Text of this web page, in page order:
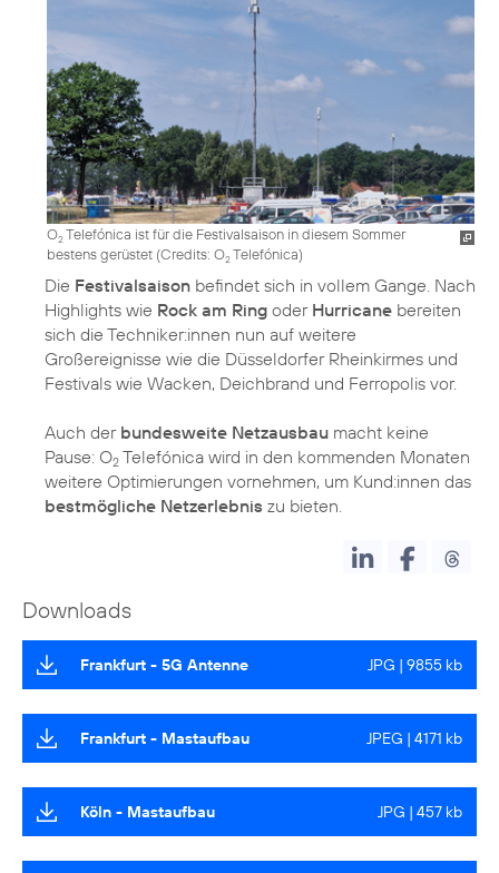
O2Telefónica ist für die Festivalsaison in diesem Sommer
bestens gerüstet (Credits: O2Telefónica)
Die Festivalsaison befindet sich in vollem Gange. Nach
Highlights wie Rock am Ring oder Hurricane bereiten
sich die Techniker:innen nun auf weitere
Großereignisse wie die Düsseldorfer Rheinkirmes und
Festivals wie Wacken, Deichbrand und Ferropolis vor.
Auch der bundesweite Netzausbau macht keine
Pause: O2 Telefónica wird in den kommenden Monaten
weitere Optimierungen vornehmen, um Kund:innen das
bestmögliche Netzerlebnis zu bieten.
Downloads
Frankfurt - 5G Antenne JPG | 9855 kb
Frankfurt - Mastaufbau JPEG | 4171 kb
Köln - Mastaufbau JPG | 457 kb